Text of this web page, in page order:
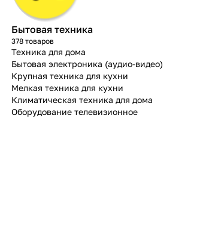
Бытовая техника
378 товаров
Техника для дома
Бытовая электроника (аудио-видео)
Крупная техника для кухни
Мелкая техника для кухни
Климатическая техника для дома
Оборудование телевизионное